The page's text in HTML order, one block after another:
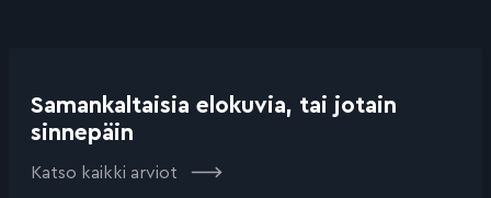
Samankaltaisia elokuvia, tai jotain
sinnepäin
Katso kaikki arviot